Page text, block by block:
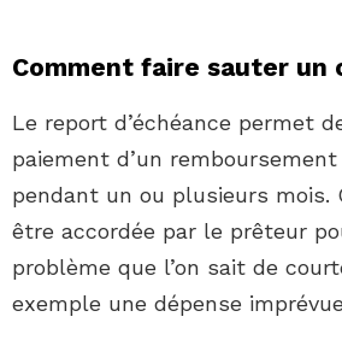
Comment faire sauter un
Le report d’échéance permet
paiement d’un
pendant un ou plusieurs mois.
être accordée par le prêteur
problème que l’on sait de
exemple une dépense